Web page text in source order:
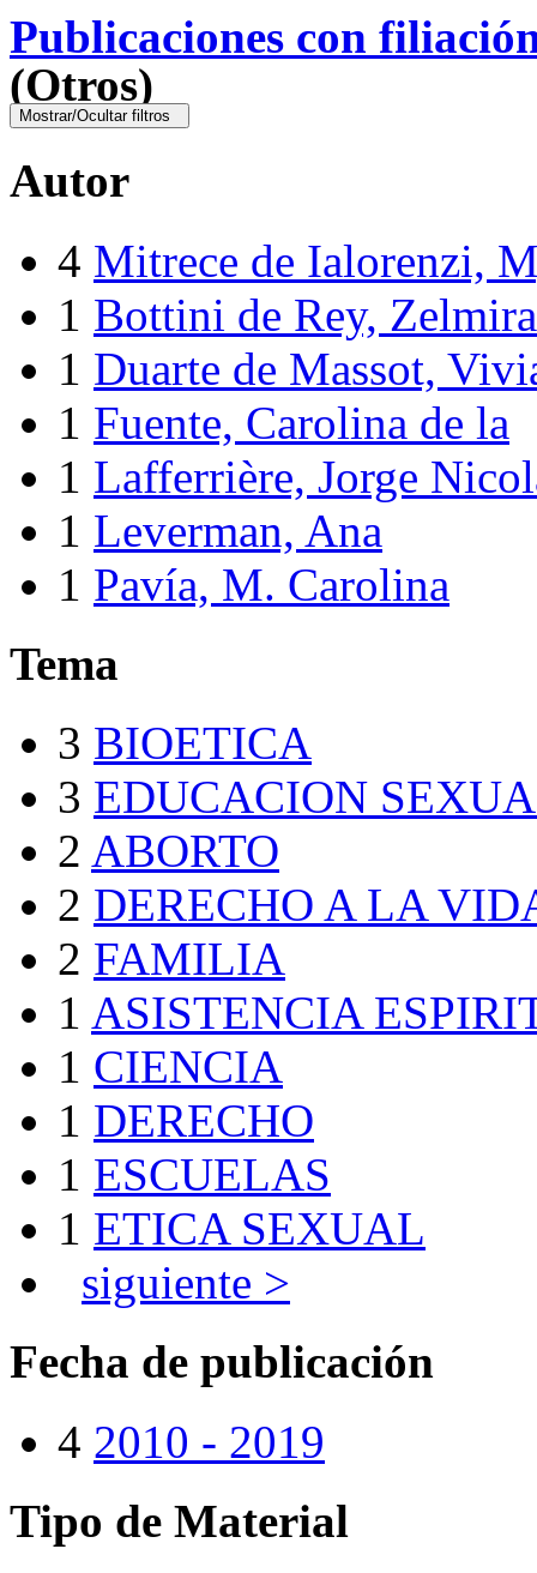
Publicaciones con
(Otros)
Autor
4 Mitrece de Ialorenzi,
1 Bottini de Rey, Zelmira
1 Duarte de Massot,
1 Fuente, Carolina de la
1 Lafferrière, Jorge
1 Leverman, Ana
1 Pavía, M. Carolina
Tema
3 BIOETICA
3 EDUCACION
2 ABORTO
2 DERECHO A LA
2 FAMILIA
1 ASISTENCIA
1 CIENCIA
1 DERECHO
1 ESCUELAS
1 ETICA SEXUAL
siguiente >
Fecha de publicación
4 2010 - 2019
Tipo de Material